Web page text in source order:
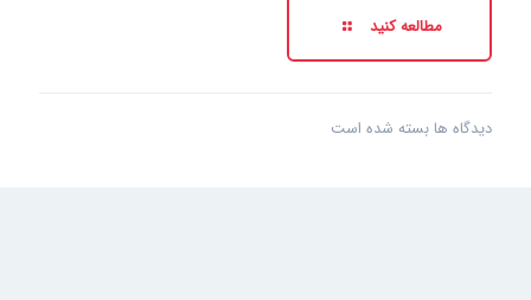
مطالعه کنید
دیدگاه ها بسته شده است